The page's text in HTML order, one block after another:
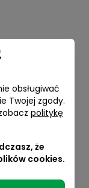
obsługiwać
Twojej zgody.
politykę
że
cookies.